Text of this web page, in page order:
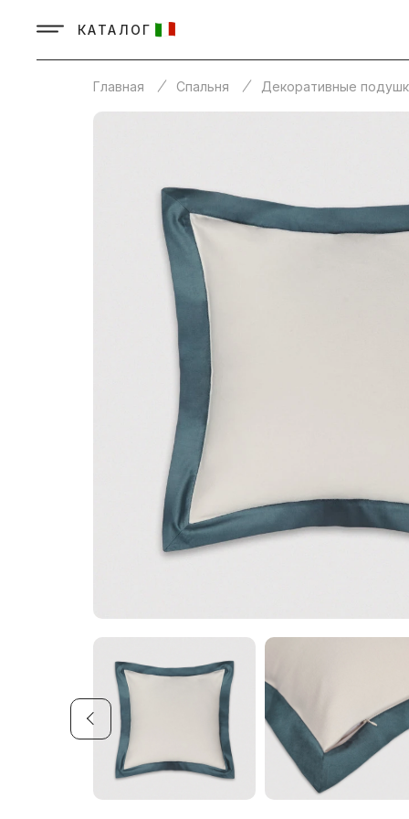
КАТАЛОГ
Главная Спальня Декоративные